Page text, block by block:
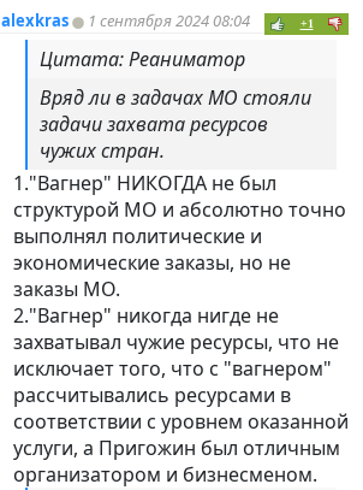
alexkras 1 сентября 2024 08:04 +1
Цитата: Реаниматор
Вряд ли в задачах МО стояли
задачи захвата ресурсов
чужих стран.
1."Вагнер" НИКОГДА не был
структурой МО и абсолютно точно
выполнял политические и
экономические заказы, но не
заказы МО.
2."Вагнер" никогда нигде не
захватывал чужие ресурсы, что не
исключает того, что с "вагнером"
рассчитывались ресурсами в
соответствии с уровнем оказанной
услуги, а Пригожин был отличным
организатором и бизнесменом.